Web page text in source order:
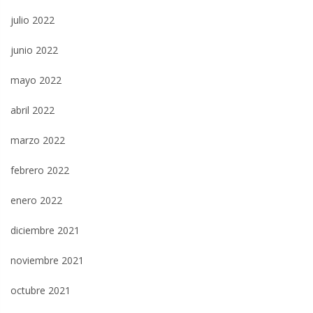
julio 2022
junio 2022
mayo 2022
abril 2022
marzo 2022
febrero 2022
enero 2022
diciembre 2021
noviembre 2021
octubre 2021